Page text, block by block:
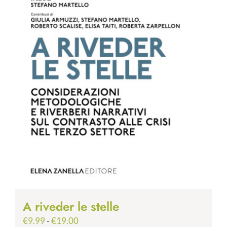
A riveder le stelle
€9.99-€19.00Fascia